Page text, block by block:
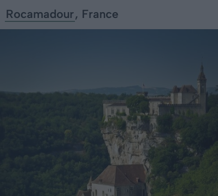
Rocamadour, France